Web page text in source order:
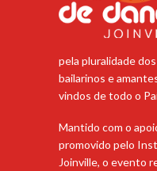
pela pluralidade
bailarinos e
vindos de todo o
Mantido com o
promovido pelo
Joinville, o evento